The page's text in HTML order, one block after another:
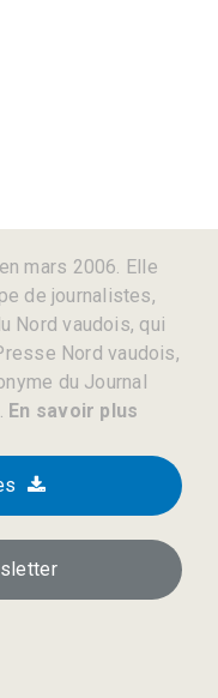
mars 2006. Elle
de journalistes,
Nord vaudois, qui
Nord vaudois,
du Journal
En savoir plus